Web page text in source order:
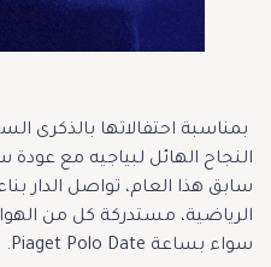
سابق هذا العام، تواصل الدار
الرياضية، مستدركة كل من
سواء بساعة Piaget Polo Date.